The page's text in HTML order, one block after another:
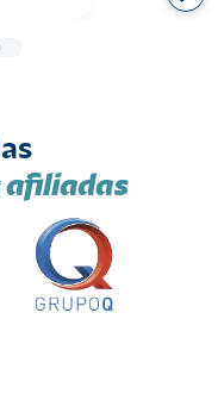
afiliadas